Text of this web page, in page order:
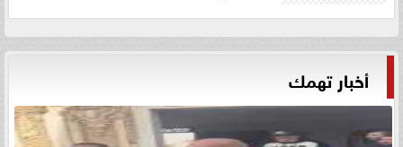
أخبار تهمك